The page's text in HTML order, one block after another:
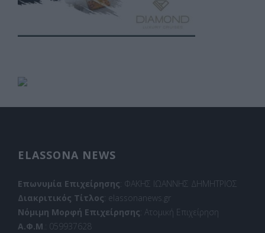
ELASSONA NEWS
Επωνυμία Επιχείρησης: ΦΑΚΗΣ ΙΩΑΝΝΗΣ ΔΗΜΗΤΡΙΟΣ
Διακριτικός Τίτλος: elassonanews.gr
Νόμιμη Μορφή Επιχείρησης: Ατομική Επιχείρηση
Α.Φ.Μ.: 059937628